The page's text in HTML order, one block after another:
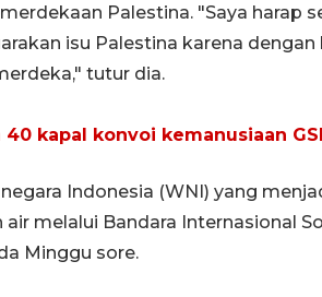
Palestina. "Saya harap
isu Palestina karena
tutur dia.
kapal konvoi kemanusiaan
Indonesia (WNI) yang
air melalui Bandara Internasional
Minggu sore.
1 Juni